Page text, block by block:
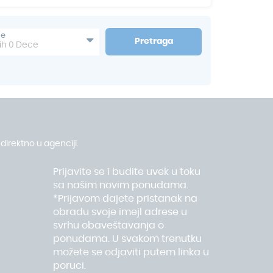
u stari deo grada, potrebno je proći
Mahdia je poznata među svetskim
i potonulim olupinama. Ukoliko želite
0 Dece Pretraga
u agenciji.
Prijavite se i budite uvek u toku
sa našim novim ponudama.
*Prijavom dajete pristanak na
obradu svoje imejl adrese u
svrhu obaveštavanja o
ponudama. U svakom trenutku
možete se odjaviti putem linka u
poruci.